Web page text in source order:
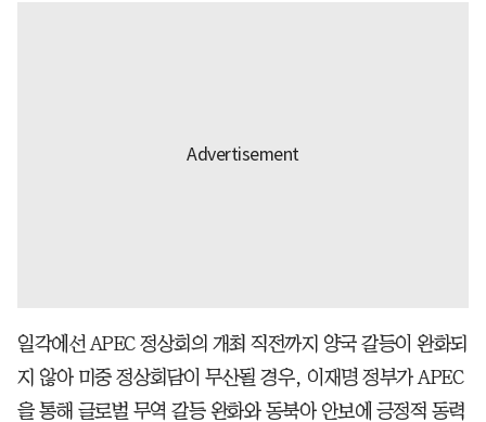
일각에선 APEC 정상회의 개최 직전까지 양국 갈등이 완화되
지 않아 미중 정상회담이 무산될 경우, 이재명 정부가 APEC
을 통해 글로벌 무역 갈등 완화와 동북아 안보에 긍정적 동력